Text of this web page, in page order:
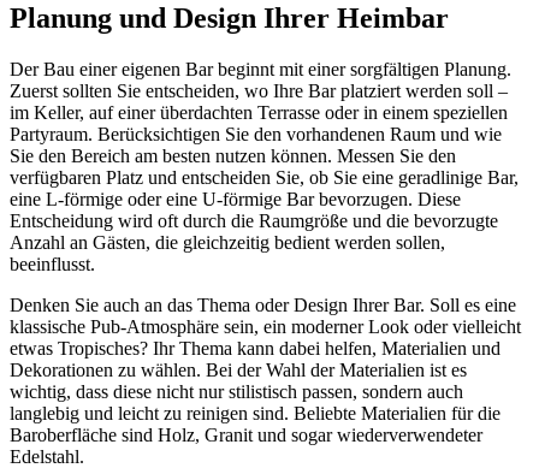
Planung und Design Ihrer Heimbar
Der Bau einer eigenen Bar beginnt mit einer sorgfältigen Planung.
Zuerst sollten Sie entscheiden, wo Ihre Bar platziert werden soll –
im Keller, auf einer überdachten Terrasse oder in einem speziellen
Partyraum. Berücksichtigen Sie den vorhandenen Raum und wie
Sie den Bereich am besten nutzen können. Messen Sie den
verfügbaren Platz und entscheiden Sie, ob Sie eine geradlinige Bar,
eine L-förmige oder eine U-förmige Bar bevorzugen. Diese
Entscheidung wird oft durch die Raumgröße und die bevorzugte
Anzahl an Gästen, die gleichzeitig bedient werden sollen,
beeinflusst.
Denken Sie auch an das Thema oder Design Ihrer Bar. Soll es eine
klassische Pub-Atmosphäre sein, ein moderner Look oder vielleicht
etwas Tropisches? Ihr Thema kann dabei helfen, Materialien und
Dekorationen zu wählen. Bei der Wahl der Materialien ist es
wichtig, dass diese nicht nur stilistisch passen, sondern auch
langlebig und leicht zu reinigen sind. Beliebte Materialien für die
Baroberfläche sind Holz, Granit und sogar wiederverwendeter
Edelstahl.